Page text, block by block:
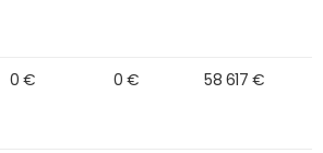
0 € 0 € 58 617 €